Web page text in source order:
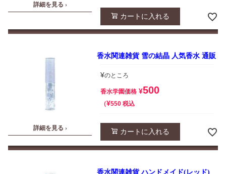
詳細を見る ›
カートに入れる
詳細を見る ›
香水関連雑貨 雪の結晶 人気香水 通販
¥のところ
香水学園価格 ¥500
¥550 税込
カートに入れる
香水関連雑貨 ハンドメイド(レッド)